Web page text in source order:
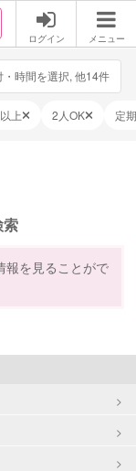
ログイン メニュー
時間を選択, 他14件
上 2人OK 定
索
報を見ることがで